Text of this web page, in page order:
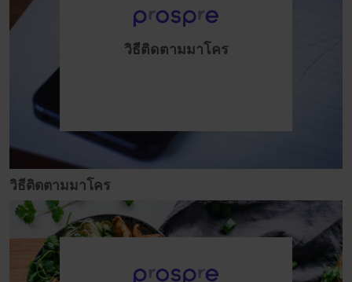
วิธีติดตามมาโคร
วิธีติดตามมาโคร